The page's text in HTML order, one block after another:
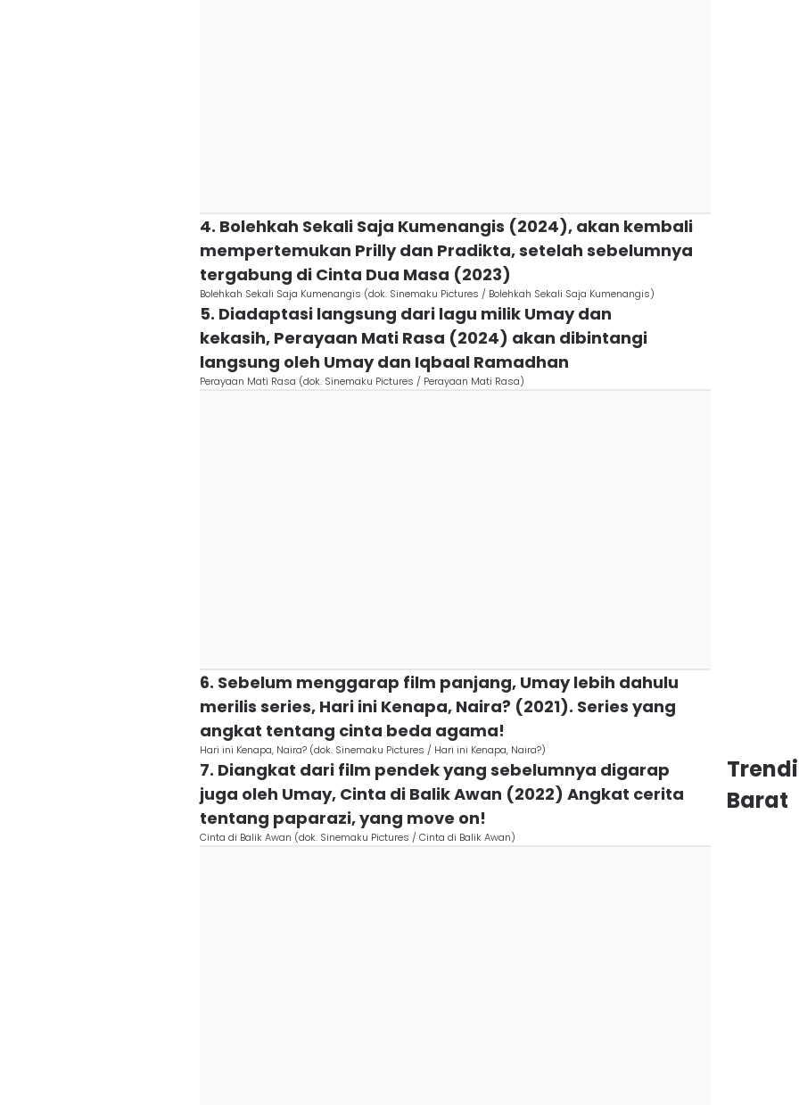
4. Bolehkah Sekali Saja Kumenangis (2024), akan kembali
mempertemukan Prilly dan Pradikta, setelah sebelumnya
tergabung di Cinta Dua Masa (2023)
Bolehkah Sekali Saja Kumenangis (dok. Sinemaku Pictures / Bolehkah Sekali Saja Kumenangis)
5. Diadaptasi langsung dari lagu milik Umay dan
kekasih, Perayaan Mati Rasa (2024) akan dibintangi
langsung oleh Umay dan Iqbaal Ramadhan
Perayaan Mati Rasa (dok. Sinemaku Pictures / Perayaan Mati Rasa)
6. Sebelum menggarap film panjang, Umay lebih dahulu
merilis series, Hari ini Kenapa, Naira? (2021). Series yang
angkat tentang cinta beda agama!
Hari ini Kenapa, Naira? (dok. Sinemaku Pictures / Hari ini Kenapa, Naira?)
7. Diangkat dari film pendek yang sebelumnya digarap
juga oleh Umay, Cinta di Balik Awan (2022) Angkat cerita
tentang paparazi, yang move on!
Cinta di Balik Awan (dok. Sinemaku Pictures / Cinta di Balik Awan)
Barat